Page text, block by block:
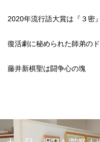
2020年流行語大賞は『３密
復活劇に秘められた師弟の
藤井新棋聖は闘争心の塊